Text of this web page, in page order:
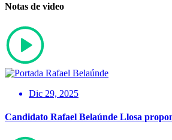
Notas de video
Dic 29, 2025
Candidato Rafael Belaúnde Llosa